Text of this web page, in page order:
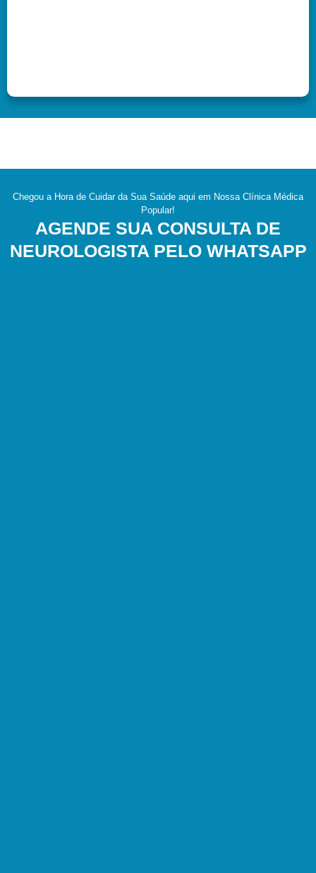
Chegou a Hora de Cuidar da Sua Saúde aqui em Nossa Clínica Médica
Popular!
AGENDE SUA CONSULTA DE
NEUROLOGISTA PELO WHATSAPP